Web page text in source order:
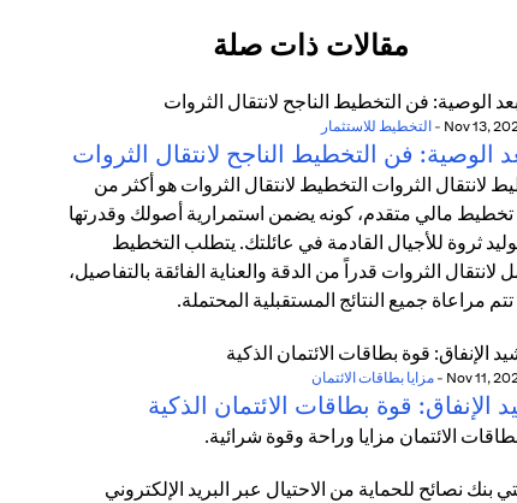
مقالات ذات صلة
- التخطيط للاستثمار
الوصية: فن التخطيط الناجح لانتقال الثروات
لانتقال الثروات التخطيط لانتقال الثروات هو أكثر من
مالي متقدم، كونه يضمن استمرارية أصولك وقدرتها
ثروة للأجيال القادمة في عائلتك. يتطلب التخطيط
لانتقال الثروات قدراً من الدقة والعناية الفائقة بالتفاصيل،
مراعاة جميع النتائج المستقبلية المحتملة.
- مزايا بطاقات الائتمان
الإنفاق: قوة بطاقات الائتمان الذكية
الائتمان مزايا وراحة وقوة شرائية.